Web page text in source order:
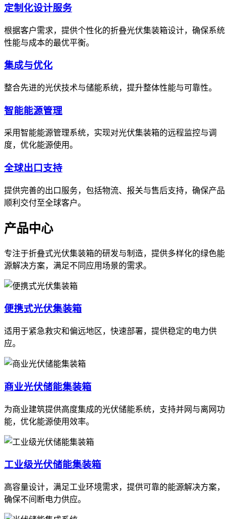
定制化设计服务
根据客户需求，提供个性化的折叠光伏集装箱设计，确保系统
性能与成本的最优平衡。
集成与优化
整合先进的光伏技术与储能系统，提升整体性能与可靠性。
智能能源管理
采用智能能源管理系统，实现对光伏集装箱的远程监控与调
度，优化能源使用。
全球出口支持
提供完善的出口服务，包括物流、报关与售后支持，确保产品
顺利交付至全球客户。
产品中心
专注于折叠式光伏集装箱的研发与制造，提供多样化的绿色能
源解决方案，满足不同应用场景的需求。
便携式光伏集装箱
适用于紧急救灾和偏远地区，快速部署，提供稳定的电力供
应。
商业光伏储能集装箱
为商业建筑提供高度集成的光伏储能系统，支持并网与离网功
能，优化能源使用效率。
工业级光伏储能集装箱
高容量设计，满足工业环境需求，提供可靠的能源解决方案，
确保不间断电力供应。